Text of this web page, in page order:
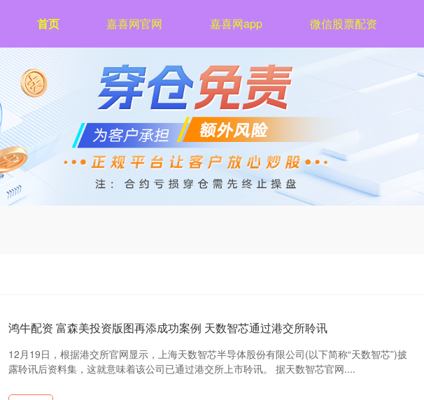
首页 嘉喜网官网 嘉喜网app 微信股票配资
鸿牛配资 富森美投资版图再添成功案例 天数智芯通过港交所聆讯
12月19日，根据港交所官网显示，上海天数智芯半导体股份有限公司(以下简称“天数智芯”)披
露聆讯后资料集，这就意味着该公司已通过港交所上市聆讯。 据天数智芯官网....